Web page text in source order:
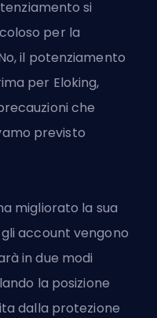
si
per la
il potenziamento
per Eloking,
che
previsto
migliorato la sua
account vengono
in due modi
la posizione
dalla protezione